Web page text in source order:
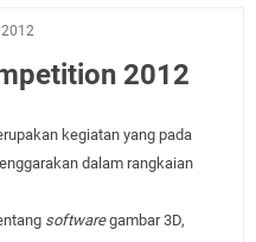
2012
rupakan kegiatan yang pada
dalam rangkaian
softwaregambar 3D,